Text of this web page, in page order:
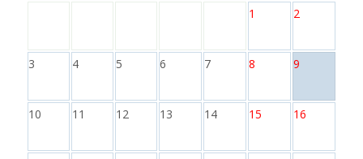
1 2
3 4 5 6 7 8 9
10 11 12 13 14 15 16